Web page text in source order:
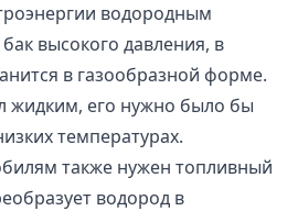
водородным
высокого давления, в
в газообразной форме.
жидким, его нужно было бы
температурах.
также нужен топливный
водород в